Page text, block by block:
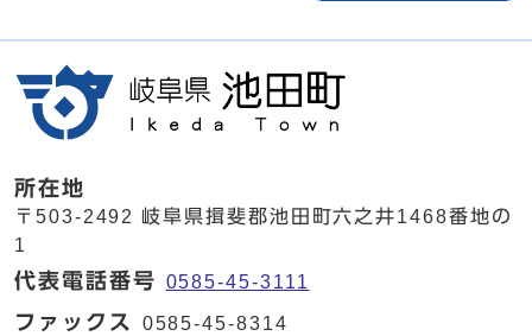
所在地
〒503-2492 岐阜県揖斐郡池田町六之井1468番地の
1
代表電話番号 0585-45-3111
ファックス 0585-45-8314